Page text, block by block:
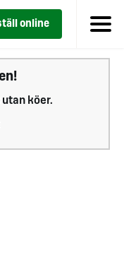
online
köer.